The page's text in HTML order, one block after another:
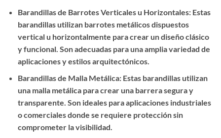
Barandillas de Barrotes Verticales u Horizontales: Estas
barandillas utilizan barrotes metálicos dispuestos
vertical u horizontalmente para crear un diseño clásico
y funcional. Son adecuadas para una amplia variedad de
aplicaciones y estilos arquitectónicos.
Barandillas de Malla Metálica: Estas barandillas utilizan
una malla metálica para crear una barrera segura y
transparente. Son ideales para aplicaciones industriales
o comerciales donde se requiere protección sin
comprometer la visibilidad.